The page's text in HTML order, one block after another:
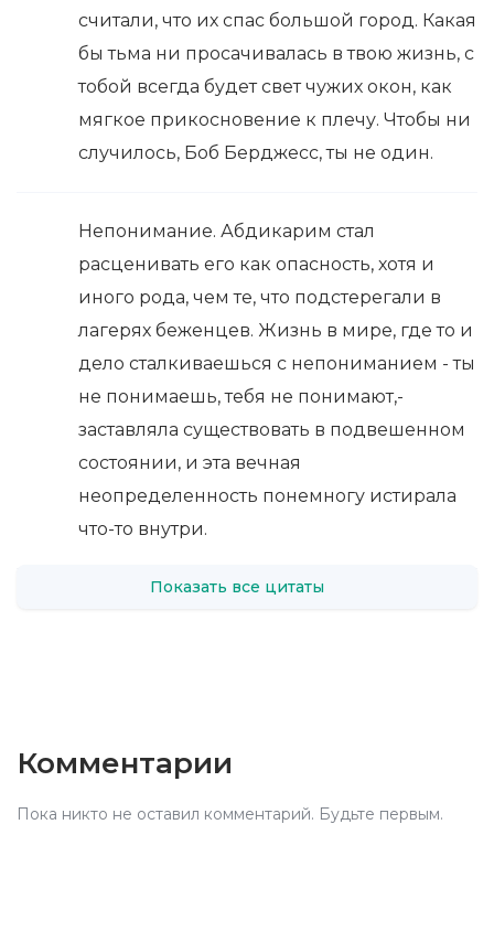
считали, что их спас большой город. Какая
бы тьма ни просачивалась в твою жизнь, с
тобой всегда будет свет чужих окон, как
мягкое прикосновение к плечу. Чтобы ни
случилось, Боб Берджесс, ты не один.
Непонимание. Абдикарим стал
расценивать его как опасность, хотя и
иного рода, чем те, что подстерегали в
лагерях беженцев. Жизнь в мире, где то и
дело сталкиваешься с непониманием - ты
не понимаешь, тебя не понимают,-
заставляла существовать в подвешенном
состоянии, и эта вечная
неопределенность понемногу истирала
что-то внутри.
Показать все цитаты
Комментарии
Пока никто не оставил комментарий. Будьте первым.